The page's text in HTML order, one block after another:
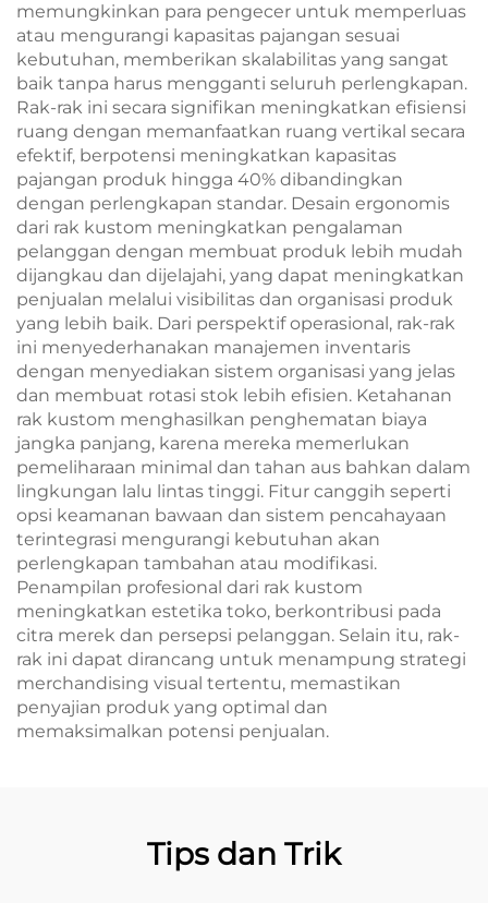
memungkinkan para pengecer untuk memperluas
atau mengurangi kapasitas pajangan sesuai
kebutuhan, memberikan skalabilitas yang sangat
baik tanpa harus mengganti seluruh perlengkapan.
Rak-rak ini secara signifikan meningkatkan efisiensi
ruang dengan memanfaatkan ruang vertikal secara
efektif, berpotensi meningkatkan kapasitas
pajangan produk hingga 40% dibandingkan
dengan perlengkapan standar. Desain ergonomis
dari rak kustom meningkatkan pengalaman
pelanggan dengan membuat produk lebih mudah
dijangkau dan dijelajahi, yang dapat meningkatkan
penjualan melalui visibilitas dan organisasi produk
yang lebih baik. Dari perspektif operasional, rak-rak
ini menyederhanakan manajemen inventaris
dengan menyediakan sistem organisasi yang jelas
dan membuat rotasi stok lebih efisien. Ketahanan
rak kustom menghasilkan penghematan biaya
jangka panjang, karena mereka memerlukan
pemeliharaan minimal dan tahan aus bahkan dalam
lingkungan lalu lintas tinggi. Fitur canggih seperti
opsi keamanan bawaan dan sistem pencahayaan
terintegrasi mengurangi kebutuhan akan
perlengkapan tambahan atau modifikasi.
Penampilan profesional dari rak kustom
meningkatkan estetika toko, berkontribusi pada
citra merek dan persepsi pelanggan. Selain itu, rak-
rak ini dapat dirancang untuk menampung strategi
merchandising visual tertentu, memastikan
penyajian produk yang optimal dan
memaksimalkan potensi penjualan.
Tips dan Trik